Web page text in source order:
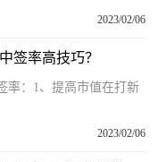
2023/02/06
签率高技巧？
率：1、提高市值在打新
2023/02/06